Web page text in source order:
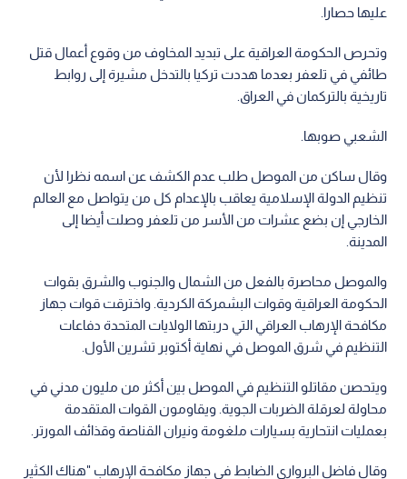
عليها حصارا.
وتحرص الحكومة العراقية على تبديد المخاوف من وقوع أعمال قتل
طائفي في تلعفر بعدما هددت تركيا بالتدخل مشيرة إلى روابط
تاريخية بالتركمان في العراق.
الشعبي صوبها.
وقال ساكن من الموصل طلب عدم الكشف عن اسمه نظرا لأن
تنظيم الدولة الإسلامية يعاقب بالإعدام كل من يتواصل مع العالم
الخارجي إن بضع عشرات من الأسر من تلعفر وصلت أيضا إلى
المدينة.
والموصل محاصرة بالفعل من الشمال والجنوب والشرق بقوات
الحكومة العراقية وقوات البشمركة الكردية. واخترقت قوات جهاز
مكافحة الإرهاب العراقي التي دربتها الولايات المتحدة دفاعات
التنظيم في شرق الموصل في نهاية أكتوبر تشرين الأول.
ويتحصن مقاتلو التنظيم في الموصل بين أكثر من مليون مدني في
محاولة لعرقلة الضربات الجوية. ويقاومون القوات المتقدمة
بعمليات انتحارية بسيارات ملغومة ونيران القناصة وقذائف المورتر.
وقال فاضل البرواري الضابط في جهاز مكافحة الإرهاب "هناك الكثير